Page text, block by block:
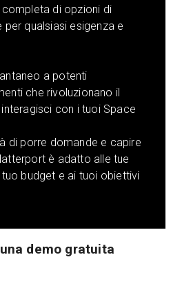
gratuita
di opzioni di
per qualsiasi esigenza e
a potenti
che rivoluzionano il
con i tuoi Space
di porre domande e capire
è adatto alle tue
tuo budget e ai tuoi obiettivi
demo gratuita